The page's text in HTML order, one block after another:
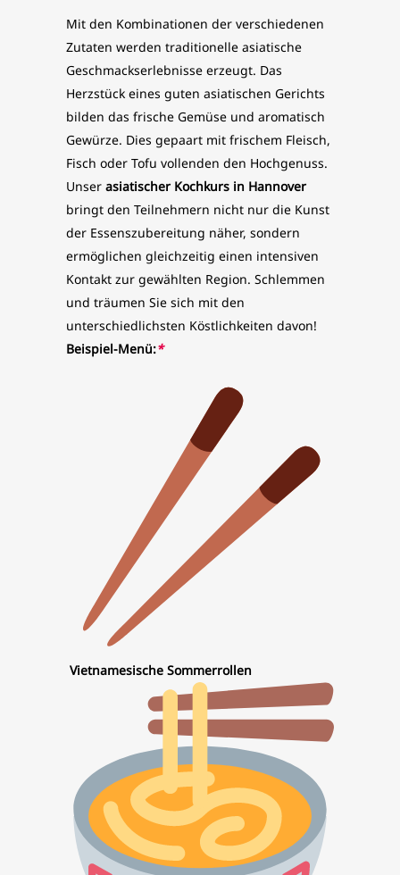
Mit den Kombinationen der verschiedenen
Zutaten werden traditionelle asiatische
Geschmackserlebnisse erzeugt. Das
Herzstück eines guten asiatischen Gerichts
bilden das frische Gemüse und aromatisch
Gewürze. Dies gepaart mit frischem Fleisch,
Fisch oder Tofu vollenden den Hochgenuss.
Unser asiatischer Kochkurs in Hannover
bringt den Teilnehmern nicht nur die Kunst
der Essenszubereitung näher, sondern
ermöglichen gleichzeitig einen intensiven
Kontakt zur gewählten Region. Schlemmen
und träumen Sie sich mit den
unterschiedlichsten Köstlichkeiten davon!
Beispiel-Menü:*
Vietnamesische Sommerrollen